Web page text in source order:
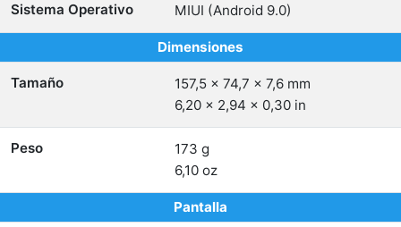
Sistema Operativo MIUI (Android 9.0)
Dimensiones
Tamaño
157,5 x 74,7 x 7,6 mm
6,20 x 2,94 x 0,30 in
Peso
173 g
6,10 oz
Pantalla